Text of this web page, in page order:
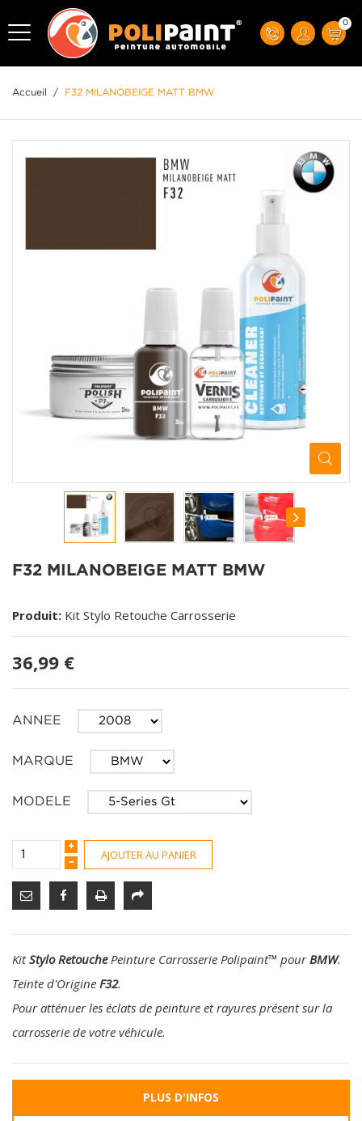
0
Accueil / F32 MILANOBEIGE MATT BMW
F32 MILANOBEIGE MATT BMW
Produit: Kit Stylo Retouche Carrosserie
36,99 €
ANNEE
MARQUE
MODELE
AJOUTER AU PANIER
KitStylo RetouchePeinture Carrosserie Polipaint™ pourBMW.
Teinte d'Origine F32.
Pour atténuer les éclats de peinture et rayures présent sur la
carrosserie de votre véhicule.
PLUS D'INFOS